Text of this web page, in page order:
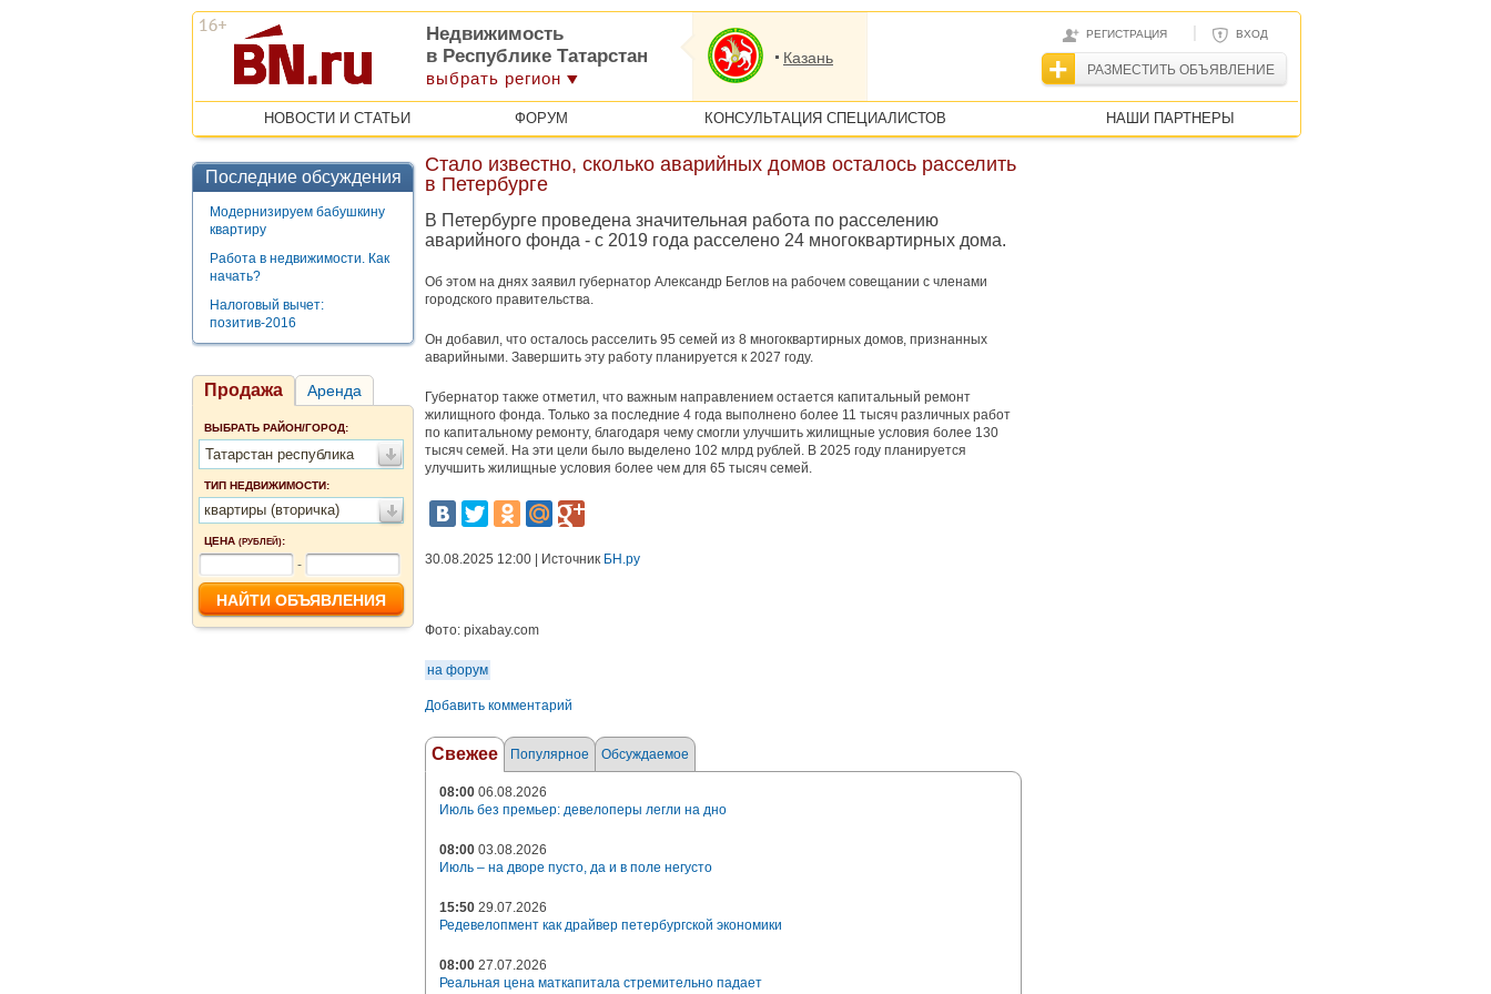
РЕГИСТРАЦИЯ | ВХОД
РАЗМЕСТИТЬ ОБЪЯВЛЕНИЕ
Недвижимость
в Республике Татарстан
выбрать регион
Казань
НОВОСТИ И СТАТЬИ ФОРУМ КОНСУЛЬТАЦИЯ СПЕЦИАЛИСТОВ НАШИ ПАРТНЕРЫ
Последние обсуждения
Модернизируем бабушкину
квартиру
Работа в недвижимости. Как
начать?
Налоговый вычет:
позитив-2016
Продажа Аренда
ВЫБРАТЬ РАЙОН/ГОРОД:
Татарстан республика
ТИП НЕДВИЖИМОСТИ:
квартиры (вторичка)
ЦЕНА (РУБЛЕЙ):
-
Стало известно, сколько аварийных домов осталось расселить
в Петербурге
В Петербурге проведена значительная работа по расселению
аварийного фонда - с 2019 года расселено 24 многоквартирных дома.
Об этом на днях заявил губернатор Александр Беглов на рабочем совещании с членами
городского правительства.
Он добавил, что осталось расселить 95 семей из 8 многоквартирных домов, признанных
аварийными. Завершить эту работу планируется к 2027 году.
Губернатор также отметил, что важным направлением остается капитальный ремонт
жилищного фонда. Только за последние 4 года выполнено более 11 тысяч различных работ
по капитальному ремонту, благодаря чему смогли улучшить жилищные условия более 130
тысяч семей. На эти цели было выделено 102 млрд рублей. В 2025 году планируется
улучшить жилищные условия более чем для 65 тысяч семей.
30.08.2025 12:00 | Источник БН.ру
Фото: pixabay.com
на форум
Добавить комментарий
Свежее Популярное Обсуждаемое
08:00 06.08.2026
Июль без премьер: девелоперы легли на дно
08:00 03.08.2026
Июль – на дворе пусто, да и в поле негусто
15:50 29.07.2026
Редевелопмент как драйвер петербургской экономики
08:00 27.07.2026
Реальная цена маткапитала стремительно падает